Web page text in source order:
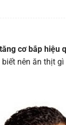
cơ bắp hiệu
nên ăn thịt